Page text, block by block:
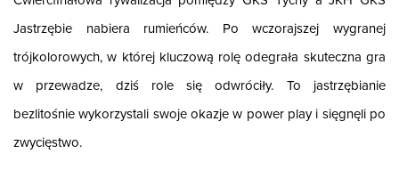
Jastrzębie nabiera rumieńców. Po wczorajszej wygranej
trójkolorowych, w której kluczową rolę odegrała skuteczna gra
w przewadze, dziś role się odwróciły. To jastrzębianie
bezlitośnie wykorzystali swoje okazje w power play i sięgnęli po
zwycięstwo.